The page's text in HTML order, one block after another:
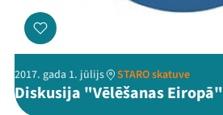
2017. gada 1. jūlijs STARO skatuve
Diskusija "Vēlēšanas Eiropā"